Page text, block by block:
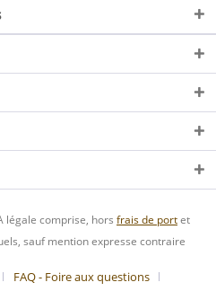
légale comprise, hors frais de portet
sauf mention expresse contraire
FAQ - Foire aux questions